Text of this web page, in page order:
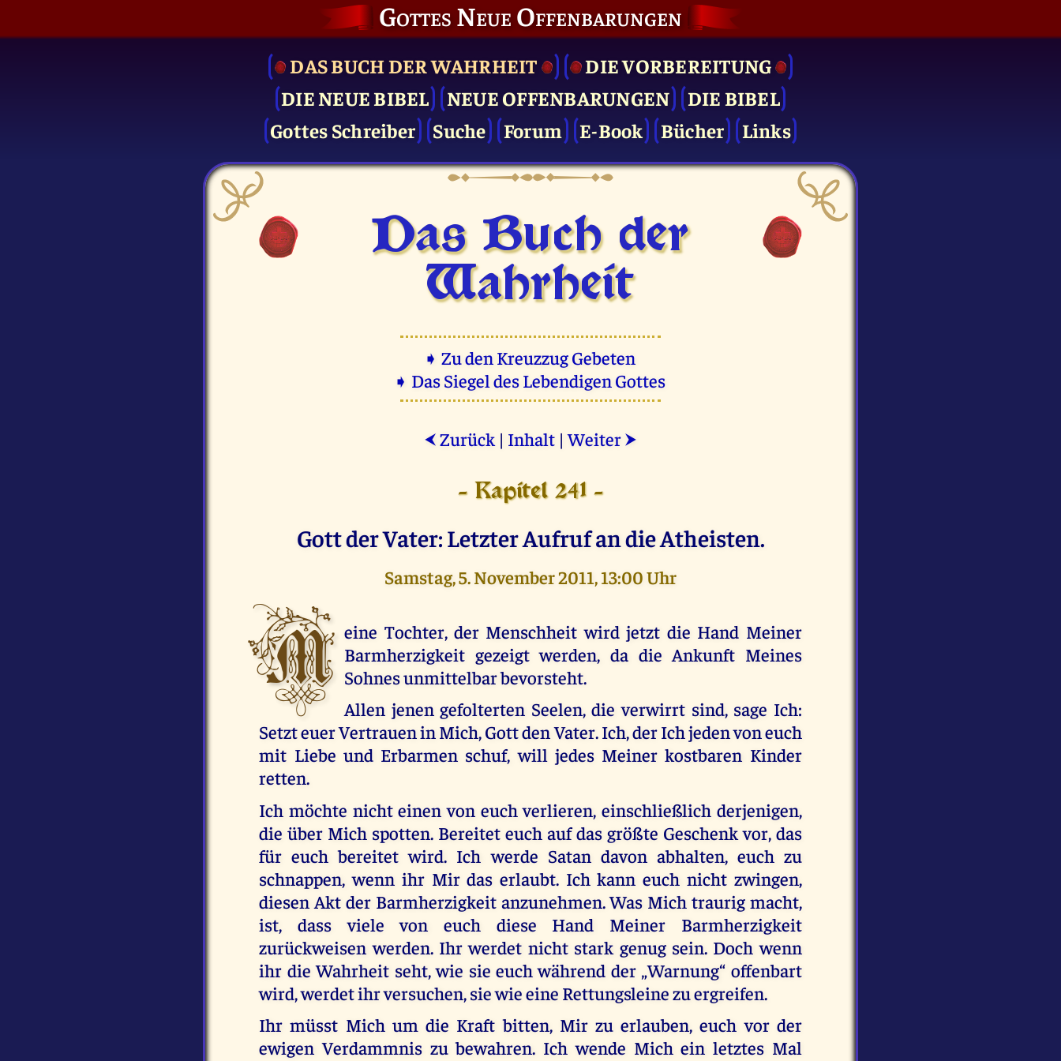
Gottes Neue Offenbarungen
DAS BUCH DER WAHRHEIT
DIE VOR­BEREITUNG
DIE NEUE BIBEL
NEUE OFFENBARUNGEN
DIE BIBEL
Gottes Schreiber
Suche Forum E-Book Bücher Links
Das Buch der
Wahrheit
➧ Zu den Kreuzzug Gebeten
➧ Das Siegel des Lebendigen Gottes
⮜ Zurück | Inhalt |Weiter ⮞
- Kapitel 241 -
Gott der Vater: Letzter Aufruf an die Atheisten.
Samstag, 5. November 2011, 13:00 Uhr
M eine Tochter, der Menschheit wird jetzt die Hand Meiner
Barmherzigkeit gezeigt werden, da die Ankunft Meines
Sohnes unmittelbar bevorsteht.
Allen jenen gefolterten Seelen, die verwirrt sind, sage Ich:
Setzt euer Vertrauen in Mich, Gott den Vater. Ich, der Ich jeden von euch
mit Liebe und Erbarmen schuf, will jedes Meiner kostbaren Kinder
retten.
Ich möchte nicht einen von euch verlieren, einschließlich derjenigen,
die über Mich spotten. Bereitet euch auf das größte Geschenk vor, das
für euch bereitet wird. Ich werde Satan davon abhalten, euch zu
schnappen, wenn ihr Mir das erlaubt. Ich kann euch nicht zwingen,
diesen Akt der Barmherzigkeit anzunehmen. Was Mich traurig macht,
ist, dass viele von euch diese Hand Meiner Barmherzigkeit
zurückweisen werden. Ihr werdet nicht stark genug sein. Doch wenn
ihr die Wahrheit seht, wie sie euch während der „Warnung“ offenbart
wird, werdet ihr versuchen, sie wie eine Rettungsleine zu ergreifen.
Ihr müsst Mich um die Kraft bitten, Mir zu erlauben, euch vor der
ewigen Verdammnis zu bewahren. Ich wende Mich ein letztes Mal